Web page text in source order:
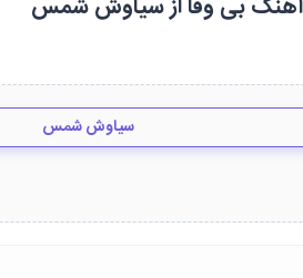
سیاوش شمس